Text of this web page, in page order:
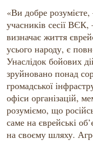
«Ви добре
учасників сесії
визначає життя
усього народу, є
Унаслідок бойових
зруйновано понад
громадської
офіси організацій,
розуміємо, що
саме на єврейські
на своєму шляху.